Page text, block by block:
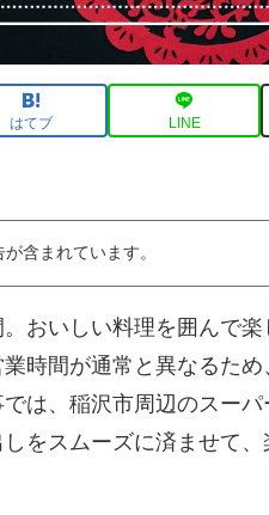
はてブ LINE
含まれています。
おいしい料理を囲んで
時間が通常と異なるた
は、稲沢市周辺のスー
をスムーズに済ませて